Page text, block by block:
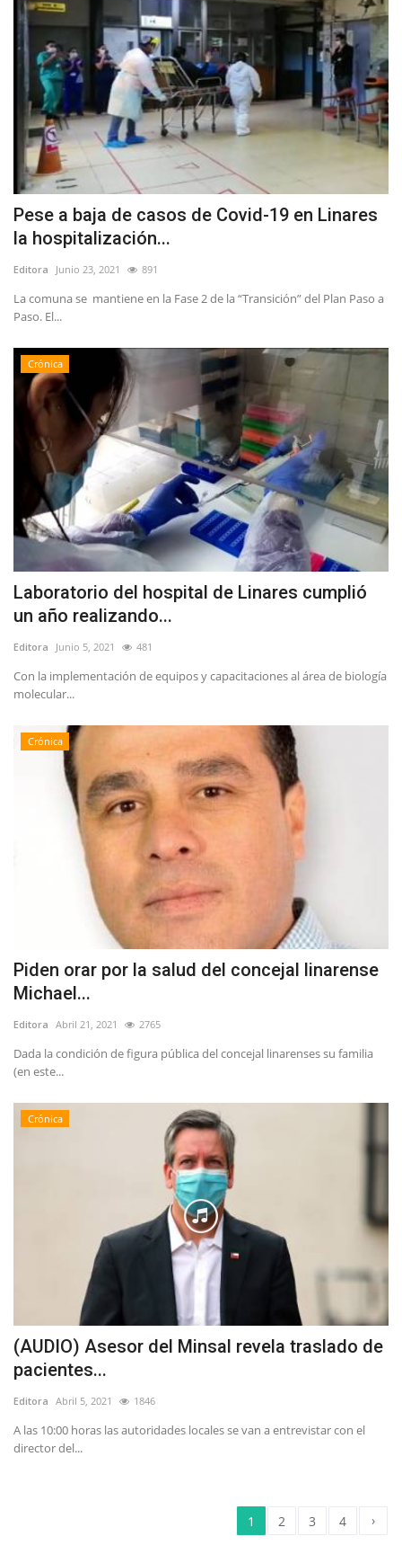
Pese a baja de casos de Covid-19 en Linares
la hospitalización...
Editora Junio 23, 2021 891
La comuna se mantiene en la Fase 2 de la “Transición” del Plan Paso a
Paso. El...
Crónica
Laboratorio del hospital de Linares cumplió
un año realizando...
Editora Junio 5, 2021 481
Con la implementación de equipos y capacitaciones al área de biología
molecular...
Crónica
Piden orar por la salud del concejal linarense
Michael...
Editora Abril 21, 2021 2765
Dada la condición de figura pública del concejal linarenses su familia
(en este...
Crónica
(AUDIO) Asesor del Minsal revela traslado de
pacientes...
Editora Abril 5, 2021 1846
A las 10:00 horas las autoridades locales se van a entrevistar con el
director del...
1 2 3 4 ›